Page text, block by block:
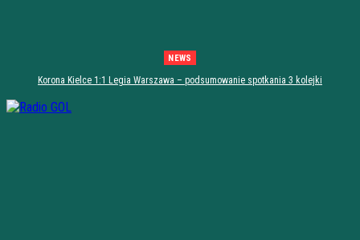
NEWS
Korona Kielce 1:1 Legia Warszawa – podsumowanie spotkania 3 kolejki